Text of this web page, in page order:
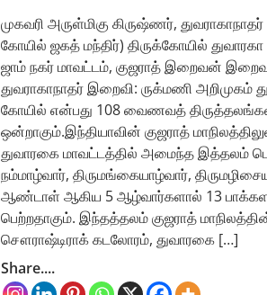
முகவரி அருள்மிகு கிருஷ்ணர்,
கோயில் ஜகத் மந்திர்) திருக்கோயில் துவாரகா
ஜாம் நகர் மாவட்டம், குஜராத் இறைவன்
துவராகாநாதர் இறைவி: ருக்மணி அறிமுகம்
கோயில் என்பது 108 வைணவத்
ஒன்றாகும்.இந்தியாவின் குஜராத்
துவாரகை மாவட்டத்தில் அமைந்த இத்தலம்
நம்மாழ்வார், திருமங்கையாழ்வார்,
ஆண்டாள் ஆகிய 5 ஆழ்வார்களால் 13
பெற்றதாகும். இந்தத்தலம் குஜராத்
சௌராஷ்டிராக் கடலோரம், துவாரகை […]
Share....